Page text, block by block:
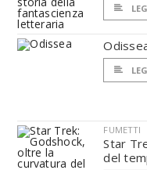
FUMETTI
Star
del